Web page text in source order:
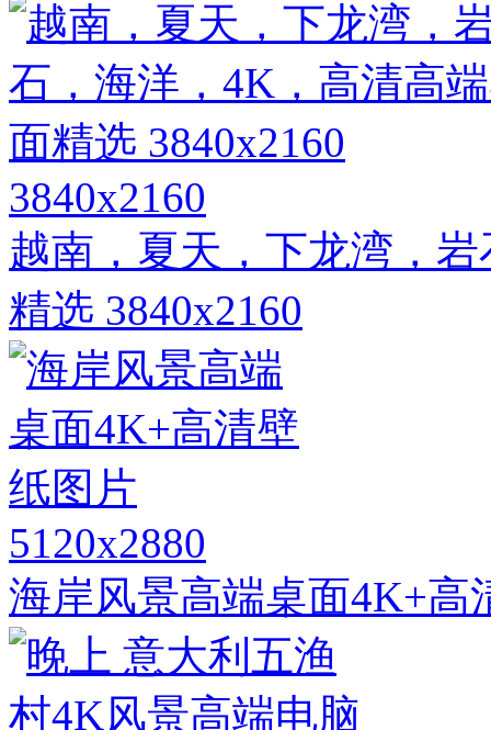
3840x2160
越南，夏天，下龙湾，
精选 3840x2160
5120x2880
海岸风景高端桌面4K+高